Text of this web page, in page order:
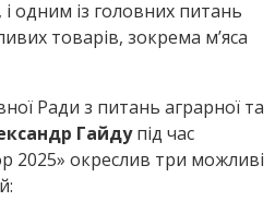
одним із головних питань
товарів, зокрема м’яса
Ради з питань аграрної та
Гайдупід час
2025» окреслив три можливі